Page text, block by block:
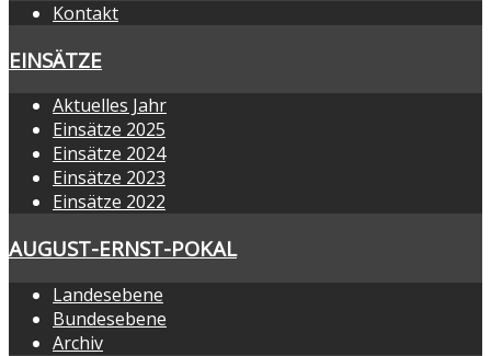
Kontakt
EINSÄTZE
Aktuelles Jahr
Einsätze 2025
Einsätze 2024
Einsätze 2023
Einsätze 2022
AUGUST-ERNST-POKAL
Landesebene
Bundesebene
Archiv